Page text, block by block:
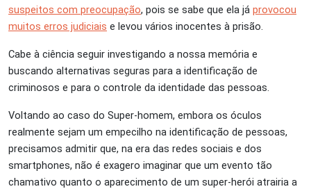
suspeitos com preocupação, pois se sabe que ela já provocou
muitos erros judiciais e levou vários inocentes à prisão.
Cabe à ciência seguir investigando a nossa memória e
buscando alternativas seguras para a identificação de
criminosos e para o controle da identidade das pessoas.
Voltando ao caso do Super-homem, embora os óculos
realmente sejam um empecilho na identificação de pessoas,
precisamos admitir que, na era das redes sociais e dos
smartphones, não é exagero imaginar que um evento tão
chamativo quanto o aparecimento de um super-herói atrairia a